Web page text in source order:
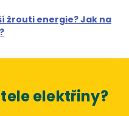
žrouti energie? Jak na
elektřiny?